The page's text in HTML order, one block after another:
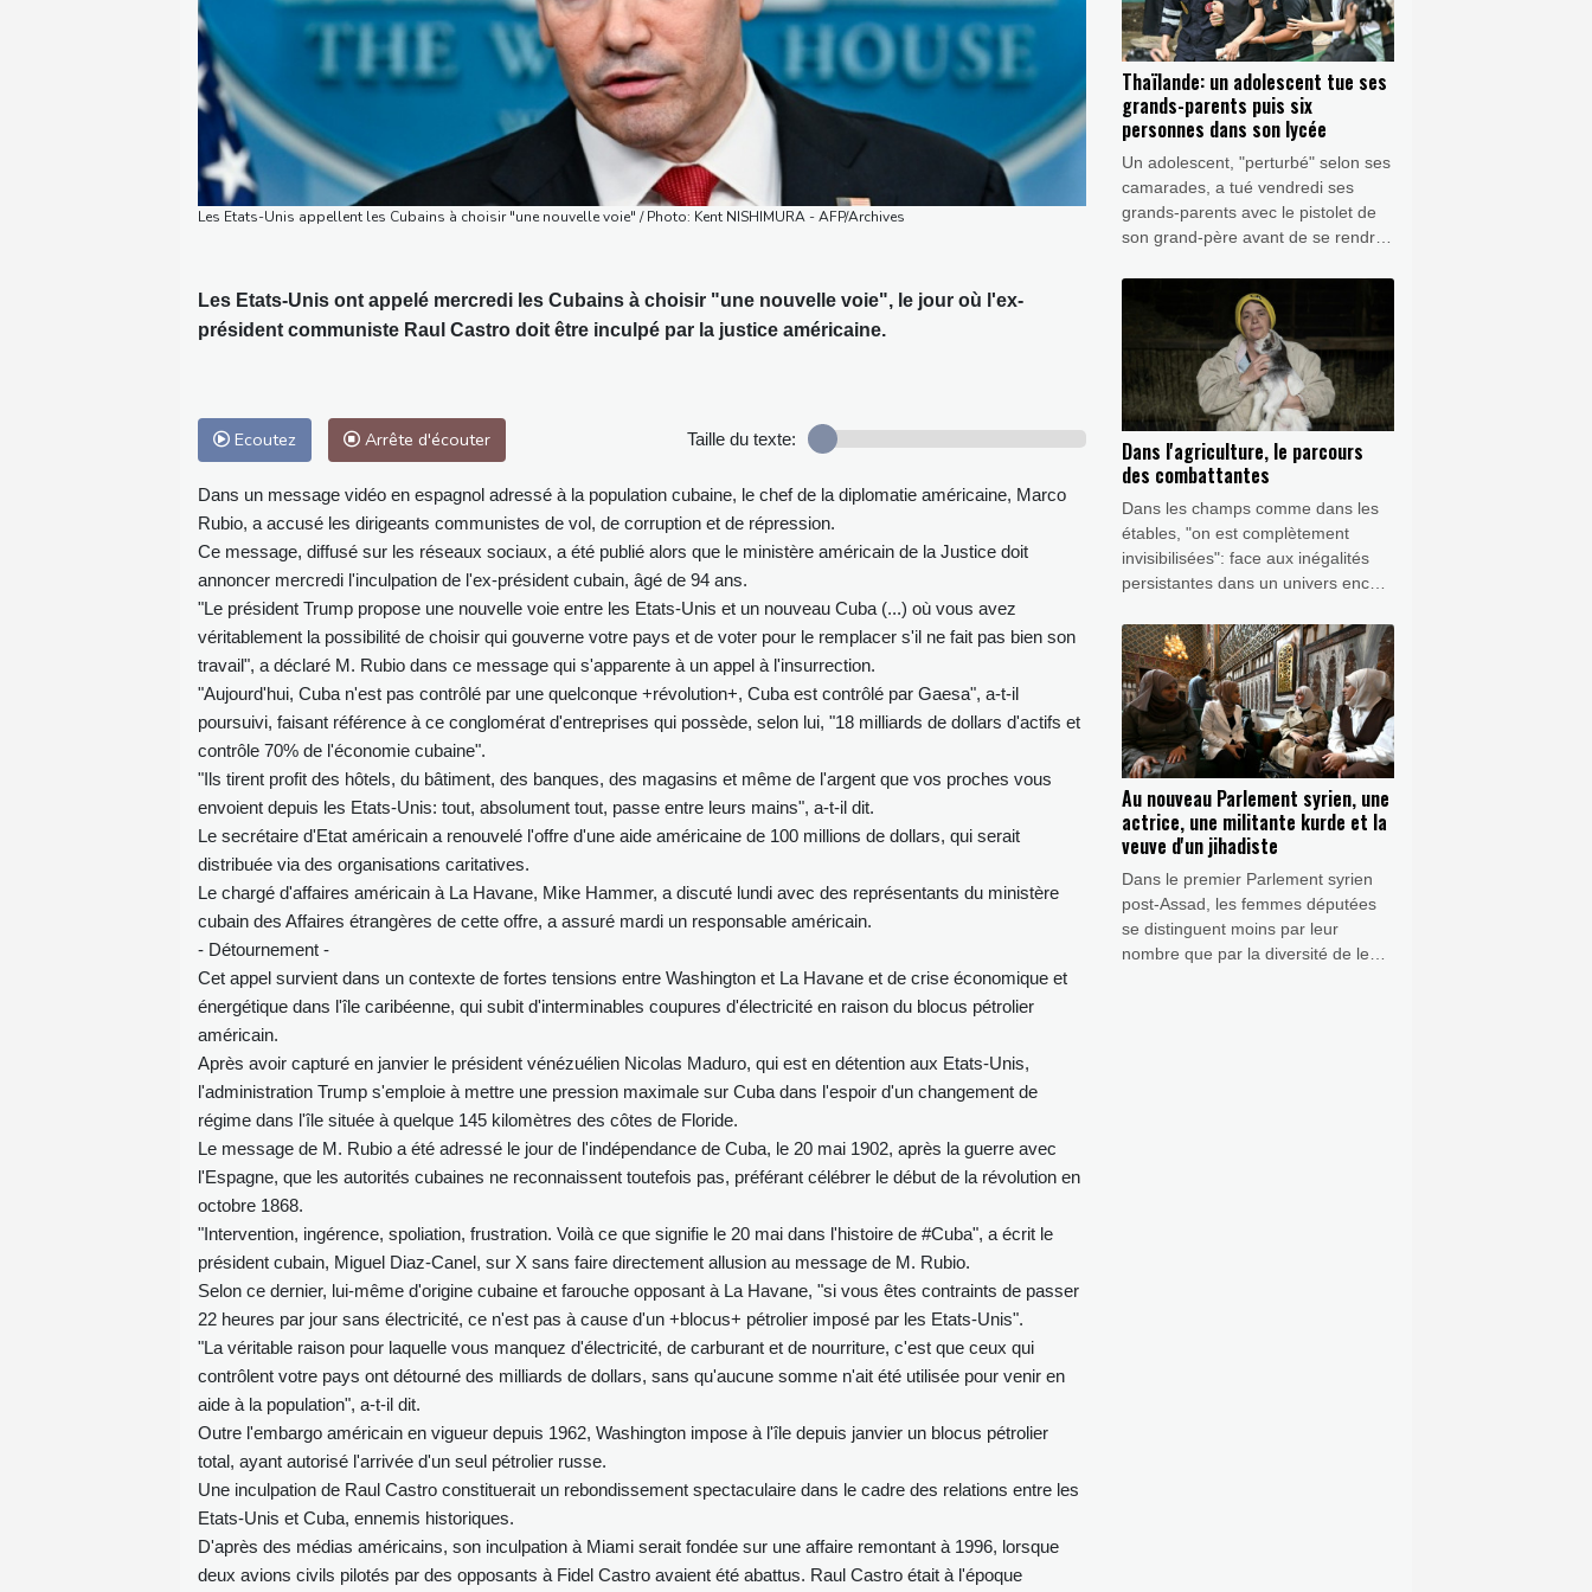
Les Etats-Unis appellent les Cubains à choisir "une nouvelle voie" / Photo: Kent NISHIMURA - AFP/Archives
Les Etats-Unis ont appelé mercredi les Cubains à choisir "une nouvelle voie", le jour où l'ex-
président communiste Raul Castro doit être inculpé par la justice américaine.
Ecoutez Arrête d'écouter Taille du texte:
Dans un message vidéo en espagnol adressé à la population cubaine, le chef de la diplomatie américaine, Marco
Rubio, a accusé les dirigeants communistes de vol, de corruption et de répression.
Ce message, diffusé sur les réseaux sociaux, a été publié alors que le ministère américain de la Justice doit
annoncer mercredi l'inculpation de l'ex-président cubain, âgé de 94 ans.
"Le président Trump propose une nouvelle voie entre les Etats-Unis et un nouveau Cuba (...) où vous avez
véritablement la possibilité de choisir qui gouverne votre pays et de voter pour le remplacer s'il ne fait pas bien son
travail", a déclaré M. Rubio dans ce message qui s'apparente à un appel à l'insurrection.
"Aujourd'hui, Cuba n'est pas contrôlé par une quelconque +révolution+, Cuba est contrôlé par Gaesa", a-t-il
poursuivi, faisant référence à ce conglomérat d'entreprises qui possède, selon lui, "18 milliards de dollars d'actifs et
contrôle 70% de l'économie cubaine".
"Ils tirent profit des hôtels, du bâtiment, des banques, des magasins et même de l'argent que vos proches vous
envoient depuis les Etats-Unis: tout, absolument tout, passe entre leurs mains", a-t-il dit.
Le secrétaire d'Etat américain a renouvelé l'offre d'une aide américaine de 100 millions de dollars, qui serait
distribuée via des organisations caritatives.
Le chargé d'affaires américain à La Havane, Mike Hammer, a discuté lundi avec des représentants du ministère
cubain des Affaires étrangères de cette offre, a assuré mardi un responsable américain.
- Détournement -
Cet appel survient dans un contexte de fortes tensions entre Washington et La Havane et de crise économique et
énergétique dans l'île caribéenne, qui subit d'interminables coupures d'électricité en raison du blocus pétrolier
américain.
Après avoir capturé en janvier le président vénézuélien Nicolas Maduro, qui est en détention aux Etats-Unis,
l'administration Trump s'emploie à mettre une pression maximale sur Cuba dans l'espoir d'un changement de
régime dans l'île située à quelque 145 kilomètres des côtes de Floride.
Le message de M. Rubio a été adressé le jour de l'indépendance de Cuba, le 20 mai 1902, après la guerre avec
l'Espagne, que les autorités cubaines ne reconnaissent toutefois pas, préférant célébrer le début de la révolution en
octobre 1868.
"Intervention, ingérence, spoliation, frustration. Voilà ce que signifie le 20 mai dans l'histoire de #Cuba", a écrit le
président cubain, Miguel Diaz-Canel, sur X sans faire directement allusion au message de M. Rubio.
Selon ce dernier, lui-même d'origine cubaine et farouche opposant à La Havane, "si vous êtes contraints de passer
22 heures par jour sans électricité, ce n'est pas à cause d'un +blocus+ pétrolier imposé par les Etats-Unis".
"La véritable raison pour laquelle vous manquez d'électricité, de carburant et de nourriture, c'est que ceux qui
contrôlent votre pays ont détourné des milliards de dollars, sans qu'aucune somme n'ait été utilisée pour venir en
aide à la population", a-t-il dit.
Outre l'embargo américain en vigueur depuis 1962, Washington impose à l'île depuis janvier un blocus pétrolier
total, ayant autorisé l'arrivée d'un seul pétrolier russe.
Une inculpation de Raul Castro constituerait un rebondissement spectaculaire dans le cadre des relations entre les
Etats-Unis et Cuba, ennemis historiques.
D'après des médias américains, son inculpation à Miami serait fondée sur une affaire remontant à 1996, lorsque
deux avions civils pilotés par des opposants à Fidel Castro avaient été abattus. Raul Castro était à l'époque
Thaïlande: un adolescent tue ses
grands-parents puis six
personnes dans son lycée
Un adolescent, "perturbé" selon ses
camarades, a tué vendredi ses
grands-parents avec le pistolet de
son grand-père avant de se rendre
où il a fait six autres victimes, trois
élèves et trois enseignants, a
indiqué la police thaïlandaise.
Dans l'agriculture, le parcours
des combattantes
Dans les champs comme dans les
étables, "on est complètement
invisibilisées": face aux inégalités
persistantes dans un univers encore
s'engagent pour défendre leur place
durement gagnée dans l'agriculture.
Au nouveau Parlement syrien, une
actrice, une militante kurde et la
veuve d'un jihadiste
Dans le premier Parlement syrien
post-Assad, les femmes députées
se distinguent moins par leur
nombre que par la diversité de leurs